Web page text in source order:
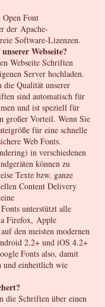
Font
der Apache-
Software-Lizenzen.
Webseite?
Webseite Schriften
Server hochladen.
Qualität unserer
sind automatisch für
und ist speziell für
großer Vorteil. Wenn Sie
für eine schnelle
Web Fonts.
in verschiedenen
können zu
Texte bzw. ganze
Content Delivery
unterstützt alle
Firefox, Apple
den meisten modernen
2.2+ und iOS 4.2+
Fonts also, damit
und einheitlich wie
die Schriften über einen